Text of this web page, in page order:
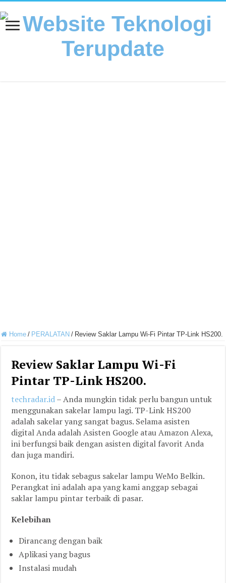
Home / PERALATAN / Review Saklar Lampu Wi-Fi Pintar TP-Link HS200.
Review Saklar Lampu Wi-Fi
Pintar TP-Link HS200.
techradar.id– Anda mungkin tidak perlu bangun untuk
menggunakan sakelar lampu lagi. TP-Link HS200
adalah sakelar yang sangat bagus. Selama asisten
digital Anda adalah Asisten Google atau Amazon Alexa,
ini berfungsi baik dengan asisten digital favorit Anda
dan juga mandiri.
Konon, itu tidak sebagus sakelar lampu WeMo Belkin.
Perangkat ini adalah apa yang kami anggap sebagai
saklar lampu pintar terbaik di pasar.
Kelebihan
Dirancang dengan baik
Aplikasi yang bagus
Instalasi mudah